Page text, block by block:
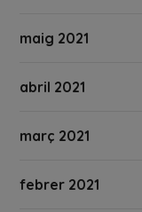
maig 2021
abril 2021
març 2021
febrer 2021